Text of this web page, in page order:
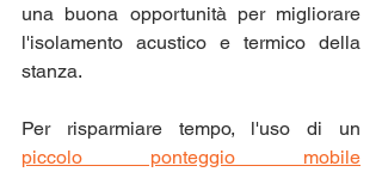
una buona opportunità per migliorare
l'isolamento acustico e termico della
stanza.
piccolo ponteggio mobile